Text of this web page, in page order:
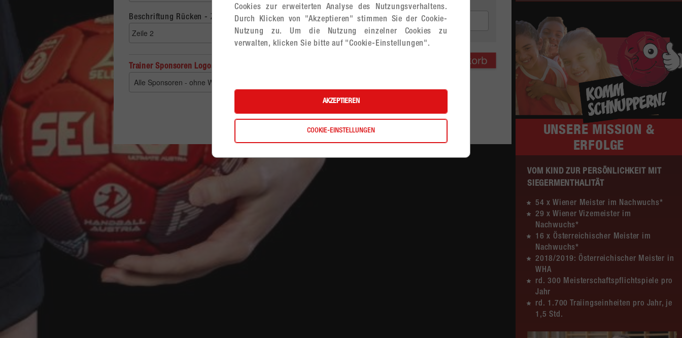
Beschriftung Rücken - Zeile 2
Trainer Sponsoren Logos MU/WU
Bestellreferenz
ÖMS WU12 HF
SC HIT/UHC Absam –
MADx WAT Atzgersdorf
Liga
Sa. 13.06.2026 | 19:05 Uhr |
WU12
MADx WAT Atzgersdorf –
HIB Handball Graz
nu
30:19
(16:7)
Sa. 13.06.2026 | 14:30 Uhr |
Hypo NÖ –
MADx WAT Atzgersdorf
Liga
WU12
MADx WAT Atzgersdorf –
HC LINZ AG Ladies
nu
Liga
(15:5)
So. 07.06.2026 | 14:30 Uhr |
WU18
MADx WAT Atzgersdorf –
HIB Handball Graz
nu
(9:10)
So. 07.06.2026 | 10:50 Uhr |
MU10
Handball WEST WIEN /3 –
Liga
22:24
UNSERE MISSION &
ERFOLGE
VOM KIND ZUR PERSÖNLICHKEIT MIT
SIEGERMENTHALITÄT
54 x Wiener Meister im Nachwuchs*
29 x Wiener Vizemeister im
Nachwuchs*
16 x Österreichischer Meister im
Nachwuchs*
2018/2019: Österreichischer Meister in
WHA
rd. 300 Meisterschaftspflichtspiele pro
Jahr
rd. 1.700 Traiingseinheiten pro Jahr, je
1,5 Std.
Cookies zur erweiterten Analyse des Nutzungsverhaltens.
Durch Klicken von "Akzeptieren" stimmen Sie der Cookie-
Nutzung zu. Um die Nutzung einzelner Cookies zu
verwalten, klicken Sie bitte auf "Cookie-Einstellungen".
AKZEPTIEREN
COOKIE-EINSTELLUNGEN